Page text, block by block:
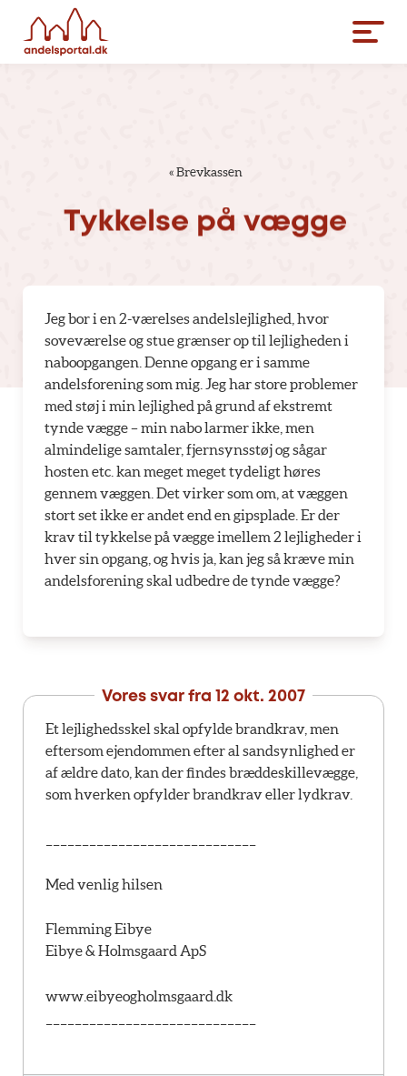
«Brevkassen
Tykkelse på vægge
Jeg bor i en 2-værelses andelslejlighed, hvor
soveværelse og stue grænser op til lejligheden i
naboopgangen. Denne opgang er i samme
andelsforening som mig. Jeg har store problemer
med støj i min lejlighed på grund af ekstremt
tynde vægge – min nabo larmer ikke, men
almindelige samtaler, fjernsynsstøj og sågar
hosten etc. kan meget meget tydeligt høres
gennem væggen. Det virker som om, at væggen
stort set ikke er andet end en gipsplade. Er der
krav til tykkelse på vægge imellem 2 lejligheder i
hver sin opgang, og hvis ja, kan jeg så kræve min
andelsforening skal udbedre de tynde vægge?
Vores svar fra 12 okt. 2007
Et lejlighedsskel skal opfylde brandkrav, men
eftersom ejendommen efter al sandsynlighed er
af ældre dato, kan der findes bræddeskillevægge,
som hverken opfylder brandkrav eller lydkrav.
Med venlig hilsen
Flemming Eibye
Eibye & Holmsgaard ApS
www.eibyeogholmsgaard.dk